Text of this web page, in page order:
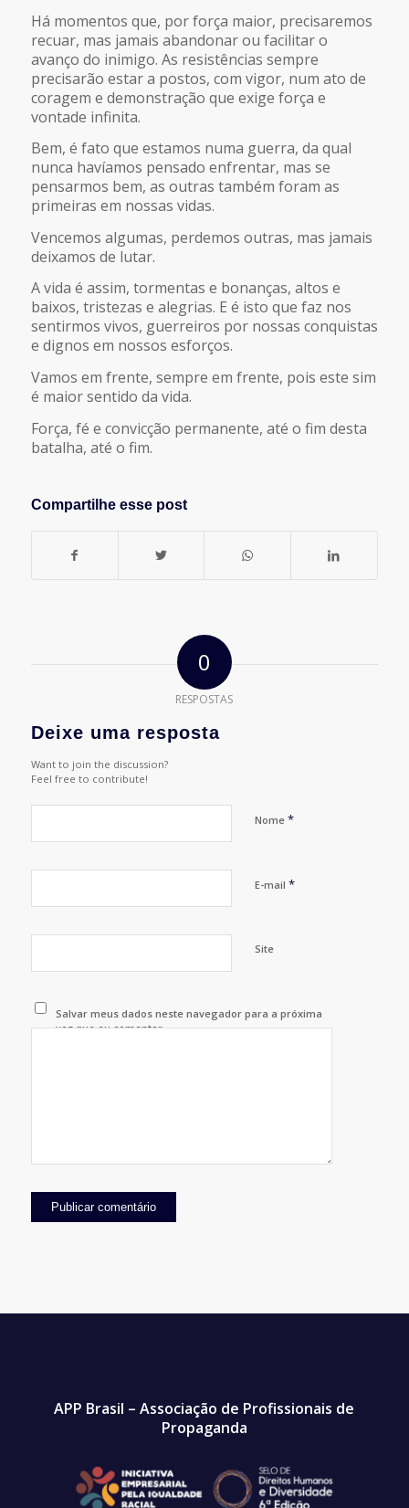
Há momentos que, por força maior, precisaremos
recuar, mas jamais abandonar ou facilitar o
avanço do inimigo. As resistências sempre
precisarão estar a postos, com vigor, num ato de
coragem e demonstração que exige força e
vontade infinita.
Bem, é fato que estamos numa guerra, da qual
nunca havíamos pensado enfrentar, mas se
pensarmos bem, as outras também foram as
primeiras em nossas vidas.
Vencemos algumas, perdemos outras, mas jamais
deixamos de lutar.
A vida é assim, tormentas e bonanças, altos e
baixos, tristezas e alegrias. E é isto que faz nos
sentirmos vivos, guerreiros por nossas conquistas
e dignos em nossos esforços.
Vamos em frente, sempre em frente, pois este sim
é maior sentido da vida.
Força, fé e convicção permanente, até o fim desta
batalha, até o fim.
Compartilhe esse post
0
RESPOSTAS
Deixe uma resposta
Want to join the discussion?
Feel free to contribute!
Nome *
E-mail *
Site
Salvar meus dados neste navegador para a próxima
vez que eu comentar.
APP Brasil – Associação de Profissionais de
Propaganda